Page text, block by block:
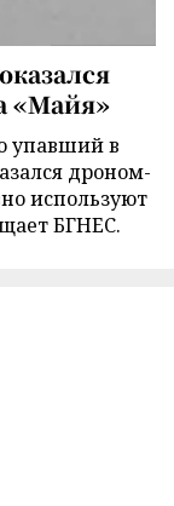
«Майя»
упавший в
дроном-
используют
БГНЕС.